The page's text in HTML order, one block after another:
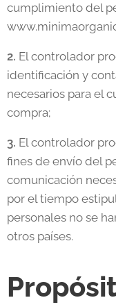
cumplimiento del
2. El controlador
identificación y
necesarios para el
compra;
3. El controlador
fines de envío del
comunicación
por el tiempo
personales no se
otros países.